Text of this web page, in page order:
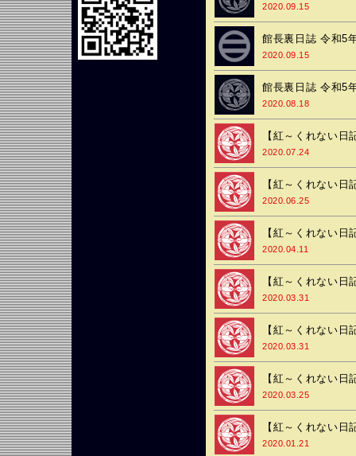
2020.09.15
館長裏日誌 令和5
2020.09.15
館長裏日誌 令和5
2020.08.18
【紅～くれない
2020.07.24
【紅～くれない
2020.06.25
【紅～くれない
2020.04.11
【紅～くれない
2020.03.31
【紅～くれない
2020.03.31
【紅～くれない
2020.03.25
【紅～くれない
2020.01.21